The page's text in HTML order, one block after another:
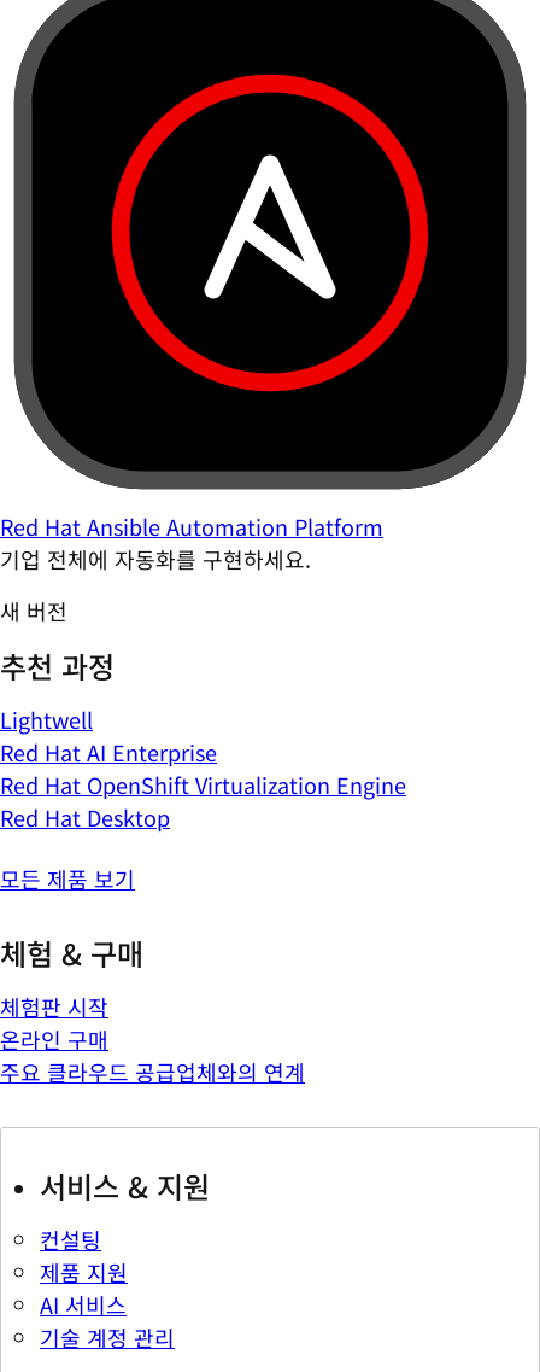
Red Hat Ansible Automation Platform
기업 전체에 자동화를 구현하세요.
새 버전
추천 과정
Lightwell
Red Hat AI Enterprise
Red Hat OpenShift Virtualization Engine
Red Hat Desktop
모든 제품 보기
체험 & 구매
체험판 시작
온라인 구매
주요 클라우드 공급업체와의 연계
서비스 & 지원
컨설팅
제품 지원
AI 서비스
기술 계정 관리